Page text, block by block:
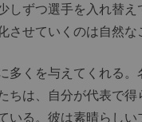
しずつ選手を入れ替
させていくのは自然な
くを与えてくれる
ちは、自分が代表で
いる。彼は素晴らし